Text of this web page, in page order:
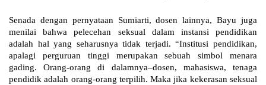
Senada dengan pernyataan Sumiarti, dosen lainnya, Bayu juga
menilai bahwa pelecehan seksual dalam instansi pendidikan
adalah hal yang seharusnya tidak terjadi. “Institusi pendidikan,
apalagi perguruan tinggi merupakan sebuah simbol menara
gading. Orang-orang di dalamnya–dosen, mahasiswa, tenaga
pendidik adalah orang-orang terpilih. Maka jika kekerasan seksual